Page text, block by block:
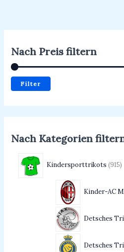
Nach Preis filtern
Filter
Nach Kategorien
Kindersporttrikots 915
Kinder-AC
Detsches
Detsches